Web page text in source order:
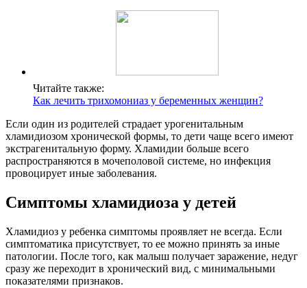
Читайте также:
Как лечить трихомониаз у беременных женщин?
Если один из родителей страдает урогенитальным
хламидиозом хронической формы, то дети чаще всего имеют
экстрагенитальную форму. Хламидии больше всего
распространяются в мочеполовой системе, но инфекция
провоцирует иные заболевания.
Симптомы хламидиоза у детей
Хламидиоз у ребенка симптомы проявляет не всегда. Если
симптоматика присутствует, то ее можно принять за иные
патологии. После того, как малыш получает заражение, недуг
сразу же переходит в хронический вид, с минимальными
показателями признаков.